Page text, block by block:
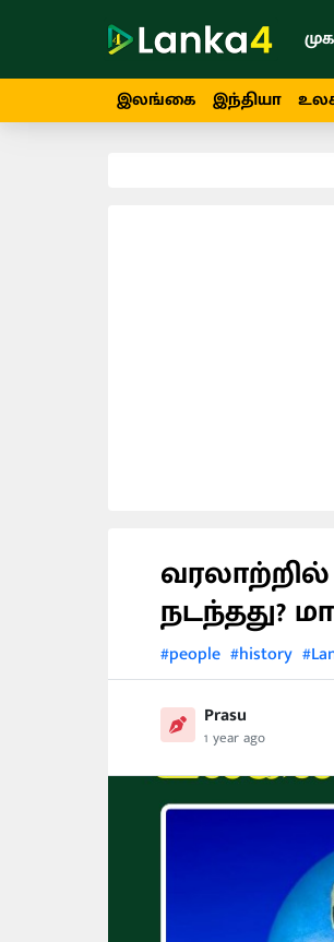
இலங்கை இந்தியா
நடந்தது?
#people #history
Prasu
1 year ago